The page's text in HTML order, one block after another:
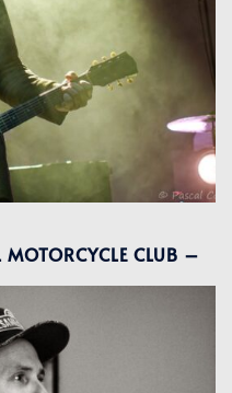
MOTORCYCLE CLUB –